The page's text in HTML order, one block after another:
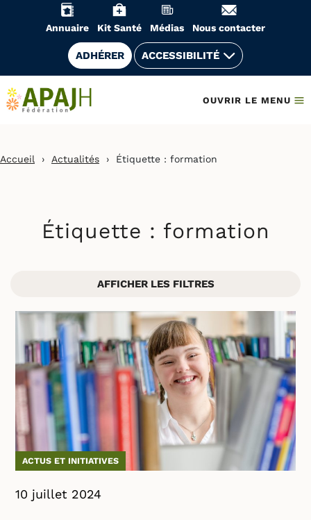
Annuaire Kit Santé Médias Nous contacter
ADHÉRER ACCESSIBILITÉ
OUVRIR LE MENU
Accueil › Actualités › Étiquette : formation
Étiquette : formation
AFFICHER LES FILTRES
ACTUS ET INITIATIVES
10 juillet 2024